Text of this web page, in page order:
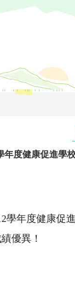
度健康促進學
學年度健康促
優異！